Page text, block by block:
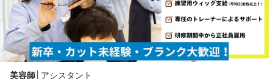
美容師 アシスタント